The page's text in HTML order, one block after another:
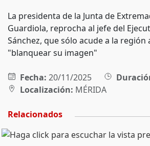
La presidenta de la Junta de
Guardiola, reprocha al jefe del
Sánchez, que sólo acude a la
"blanquear su imagen"
Fecha: 20/11/2025
Localización: MÉRIDA
Relacionados